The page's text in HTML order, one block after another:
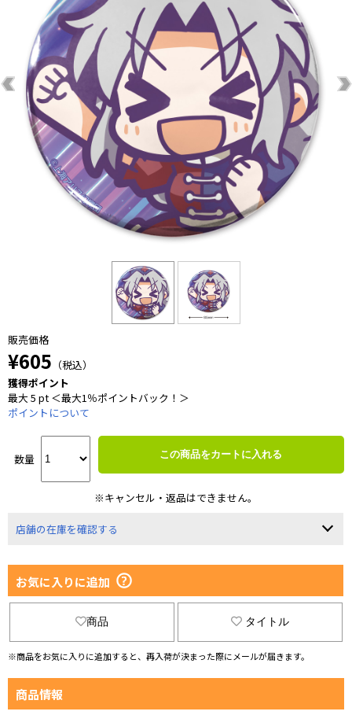
販売価格
¥605 （税込）
獲得ポイント
最大 5 pt ＜最大1％ポイントバック！＞
ポイントについて
数量 この商品をカートに入れる
※キャンセル・返品はできません。
店舗の在庫を確認する
お気に入りに追加
商品 タイトル
※商品をお気に入りに追加すると、再入荷が決まった際にメールが届きます。
商品情報